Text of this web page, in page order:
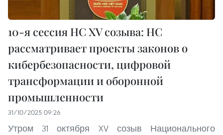
10-я сессия НС XV созыва: НС
рассматривает проекты законов о
кибербезопасности, цифровой
трансформации и оборонной
промышленности
31/10/2025 09:26
Утром 31 октября XV созыв Национального